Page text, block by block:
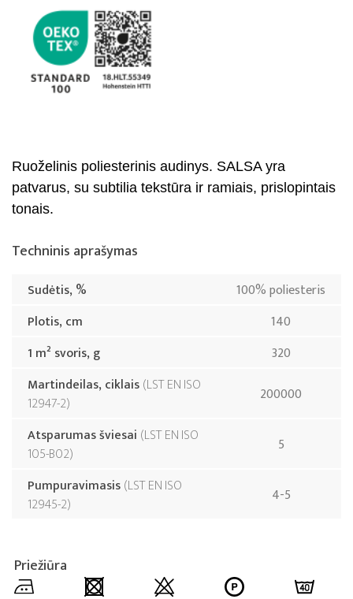
Ruoželinis poliesterinis audinys. SALSA yra
patvarus, su subtilia tekstūra ir ramiais, prislopintais
tonais.
Techninis aprašymas
Sudėtis, %
100% poliesteris
Plotis, cm
140
1 m² svoris, g
320
Martindeilas, ciklais LST EN ISO
12947-2
200000
Atsparumas šviesai LST EN ISO
105-B02
5
Pumpuravimasis LST EN ISO
12945-2
4-5
Priežiūra